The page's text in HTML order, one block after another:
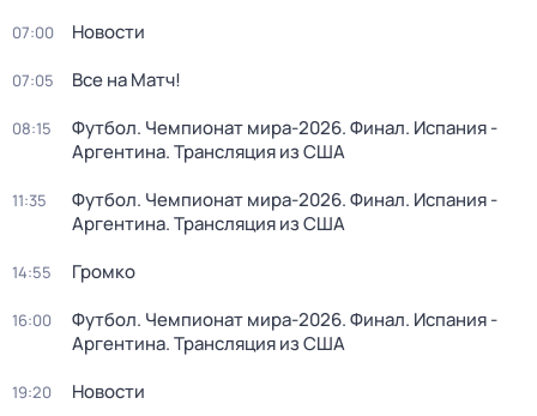
07:00 Новости
07:05 Все на Матч!
08:15
Футбол. Чемпионат мира-2026. Финал. Испания -
Аргентина. Трансляция из США
11:35
Футбол. Чемпионат мира-2026. Финал. Испания -
Аргентина. Трансляция из США
14:55 Громко
16:00
Футбол. Чемпионат мира-2026. Финал. Испания -
Аргентина. Трансляция из США
19:20 Новости